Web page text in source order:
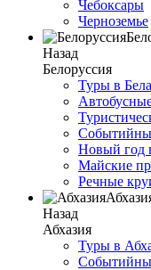
Чебоксары
Черноземье
Назад
Белоруссия
Туры в
Новый год
Майские
Речные
Назад
Абхазия
Туры в